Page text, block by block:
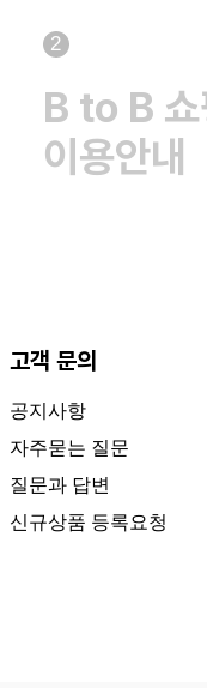
2
B to B
이용안내
고객 문의
공지사항
자주묻는 질문
질문과 답변
신규상품 등록요청